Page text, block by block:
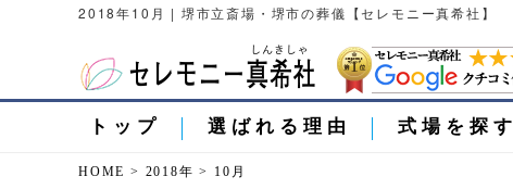
2018年10月 | 堺市立斎場・堺市の葬儀【セレモニー真希社】
トップ 選ばれる理由 式場を探す
HOME > 2018年 > 10月